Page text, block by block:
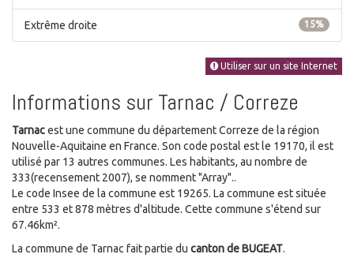
15%
Extrême droite
Utiliser sur un site Internet
Informations sur Tarnac / Correze
Tarnacest une commune du département Correze de la région
Nouvelle-Aquitaine en France. Son code postal est le 19170, il est
utilisé par 13 autres communes. Les habitants, au nombre de
333(recensement 2007), se nomment "Array"..
Le code Insee de la commune est 19265. La commune est située
entre 533 et 878 mètres d'altitude. Cette commune s'étend sur
67.46km².
La commune de Tarnac fait partie du canton de BUGEAT.